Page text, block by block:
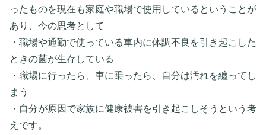
ったものを現在も家庭や職場で使用しているということが
あり、今の思考として
・職場や通勤で使っている車内に体調不良を引き起こした
ときの菌が生存している
・職場に行ったら、車に乗ったら、自分は汚れを纏ってし
まう
・自分が原因で家族に健康被害を引き起こしそうという考
えです。